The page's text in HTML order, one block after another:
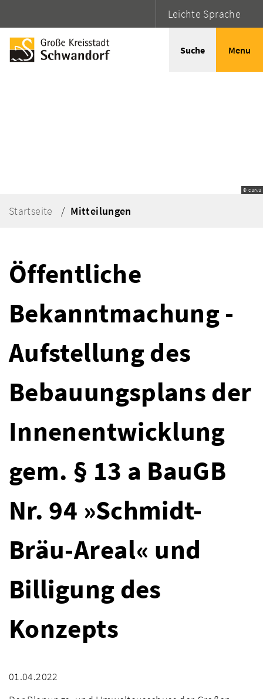
Leichte Sprache
Suche Menu
© Canva
Startseite Mitteilungen
Öffentliche
Bekanntmachung -
Aufstellung des
Bebauungsplans der
Innenentwicklung
gem. § 13 a BauGB
Nr. 94 »Schmidt-
Bräu-Areal« und
Billigung des
Konzepts
01.04.2022